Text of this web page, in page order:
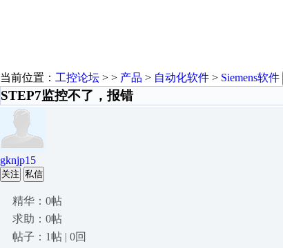
当前位置： 工控论坛 > > 产品 > 自动化软件 > Siemens软件
STEP7监控不了，报错
gknjp15
关注 私信
精华：0帖
求助：0帖
帖子：1帖 | 0回